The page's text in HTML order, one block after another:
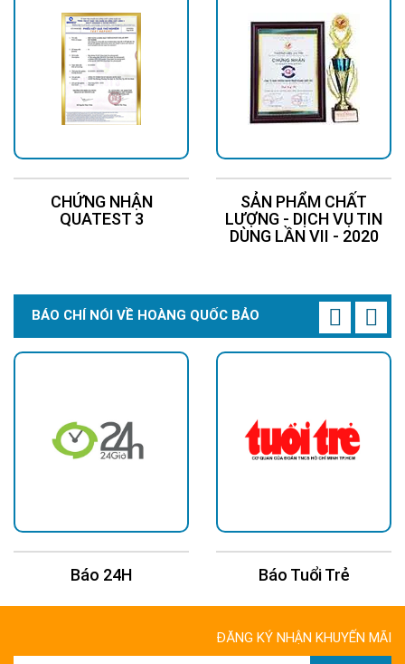
CHỨNG NHẬN
QUATEST 3
SẢN PHẨM CHẤT
LƯỢNG - DỊCH VỤ TIN
DÙNG LẦN VII - 2020
BÁO CHÍ NÓI VỀ HOÀNG QUỐC BẢO
Báo 24H Báo Tuổi Trẻ
ĐĂNG KÝ NHẬN KHUYẾN MÃI